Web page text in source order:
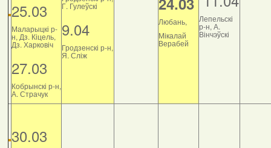
25.03
Маларыцкі р-
н, Дз. Кіцель,
Дз. Харковіч
27.03
Кобрынскі р-н,
А. Страчук
Г. Гулеўскі
9.04
Гродзенскі р-н,
Я. Сліж
Любань,
Мікалай
Верабей
Лепельскі
р-н, А.
Вінчэўскі
30.03